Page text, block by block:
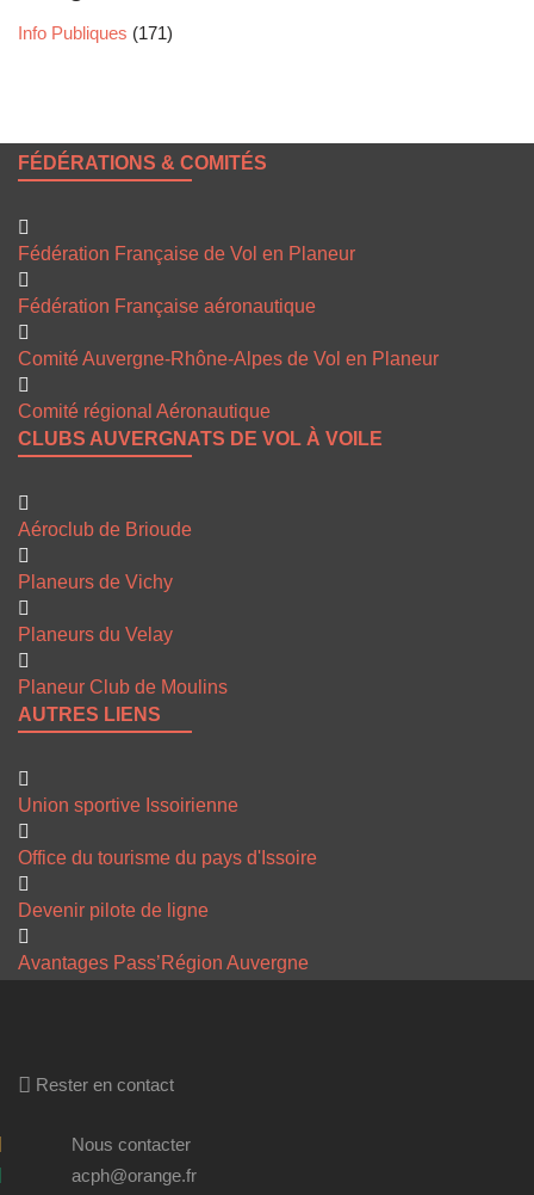
Info Publiques (171)
FÉDÉRATIONS & COMITÉS
Fédération Française de Vol en Planeur
Fédération Française aéronautique
Comité Auvergne-Rhône-Alpes de Vol en Planeur
Comité régional Aéronautique
CLUBS AUVERGNATS DE VOL À VOILE
Aéroclub de Brioude
Planeurs de Vichy
Planeurs du Velay
Planeur Club de Moulins
AUTRES LIENS
Union sportive Issoirienne
Office du tourisme du pays d'Issoire
Devenir pilote de ligne
Avantages Pass’Région Auvergne
Rester en contact
Nous contacter
acph@orange.fr